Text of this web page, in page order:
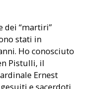
dei “martiri”
stati in
Ho conosciuto
Pistulli, il
Ernest
e sacerdoti